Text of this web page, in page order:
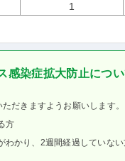
1
感染症拡大防止につ
だきますようお願いします。
方
わかり、2週間経過していな